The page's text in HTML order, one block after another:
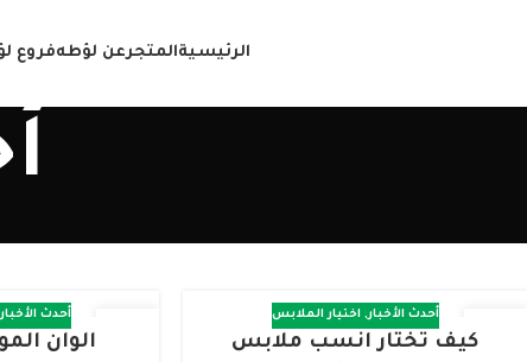
الرئيسيةالمتجرعن لؤطهفروع
أحدث الأخبار,اختيار الملابس
كيف تختار انسب ملابس
أحدث الأخبار
الوان